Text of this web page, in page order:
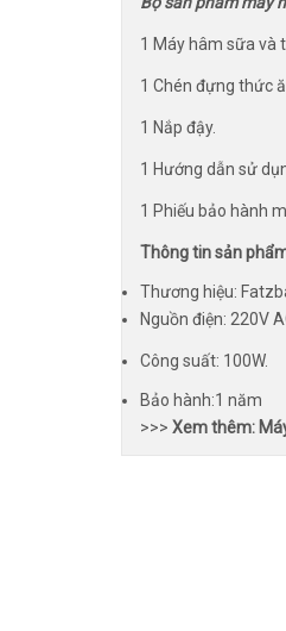
1 Máy hâm sữa và
1 Chén đựng thức
1 Nắp đậy.
1 Hướng dẫn sử
1 Phiếu bảo hành
Thông tin sản
Thương hiệu:
Nguồn điện: 220V
Công suất: 100W.
Bảo hành:1 năm
>>> Xem thêm: